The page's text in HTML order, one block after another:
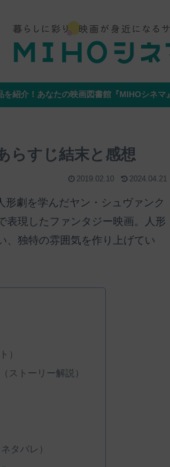
を紹介！あなたの映画図書館『MIHOシネマ』
らすじ結末と感想
2019.02.10 2024.04.21
劇を学んだヤン・シュヴァンク
表現したファンタジー映画。人形
、独特の雰囲気を作り上げてい
）
ストーリー解説）
タバレ）